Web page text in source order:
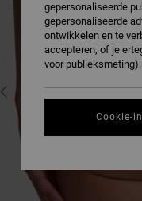
gepersonaliseerde
gepersonaliseerde
ontwikkelen en te
accepteren, of je
voor
Cookie-